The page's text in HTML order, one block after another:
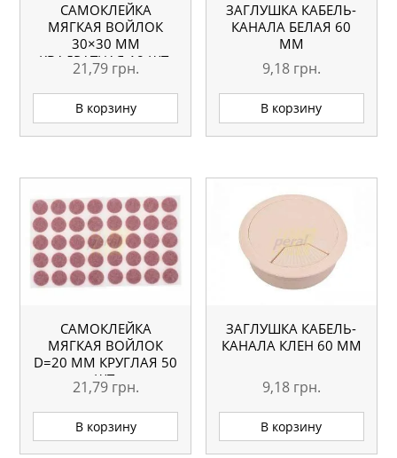
САМОКЛЕЙКА
МЯГКАЯ ВОЙЛОК
30×30 ММ
КВАДРАТНАЯ 18 ШТ.
21,79 грн.
В корзину
ЗАГЛУШКА КАБЕЛЬ-
КАНАЛА БЕЛАЯ 60
ММ
9,18 грн.
В корзину
САМОКЛЕЙКА
МЯГКАЯ ВОЙЛОК
D=20 ММ КРУГЛАЯ 50
ШТ.
21,79 грн.
В корзину
ЗАГЛУШКА КАБЕЛЬ-
КАНАЛА КЛЕН 60 ММ
9,18 грн.
В корзину